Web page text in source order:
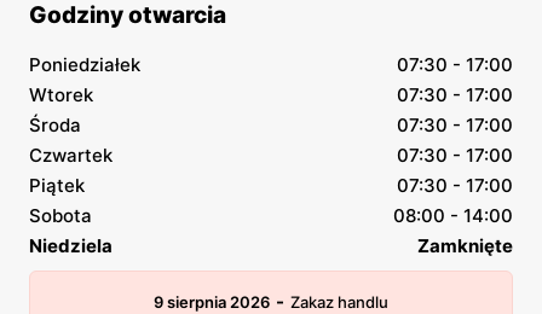
Godziny otwarcia
Poniedziałek
07:30 - 17:00
Wtorek
07:30 - 17:00
Środa
07:30 - 17:00
Czwartek
07:30 - 17:00
Piątek
07:30 - 17:00
Sobota
08:00 - 14:00
Niedziela
Zamknięte
9 sierpnia 2026 - Zakaz handlu